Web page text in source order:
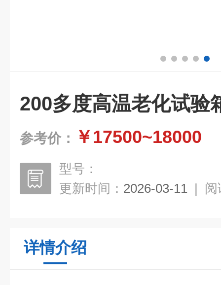
200多度高温老化试验
参考价： ￥17500~18000
型号：
更新时间： 2026-03-11 | 阅
详情介绍